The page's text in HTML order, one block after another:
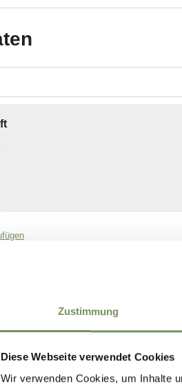
Zustimmung
Diese Webseite verwendet Cookies
Wir verwenden Cookies, um Inhalte